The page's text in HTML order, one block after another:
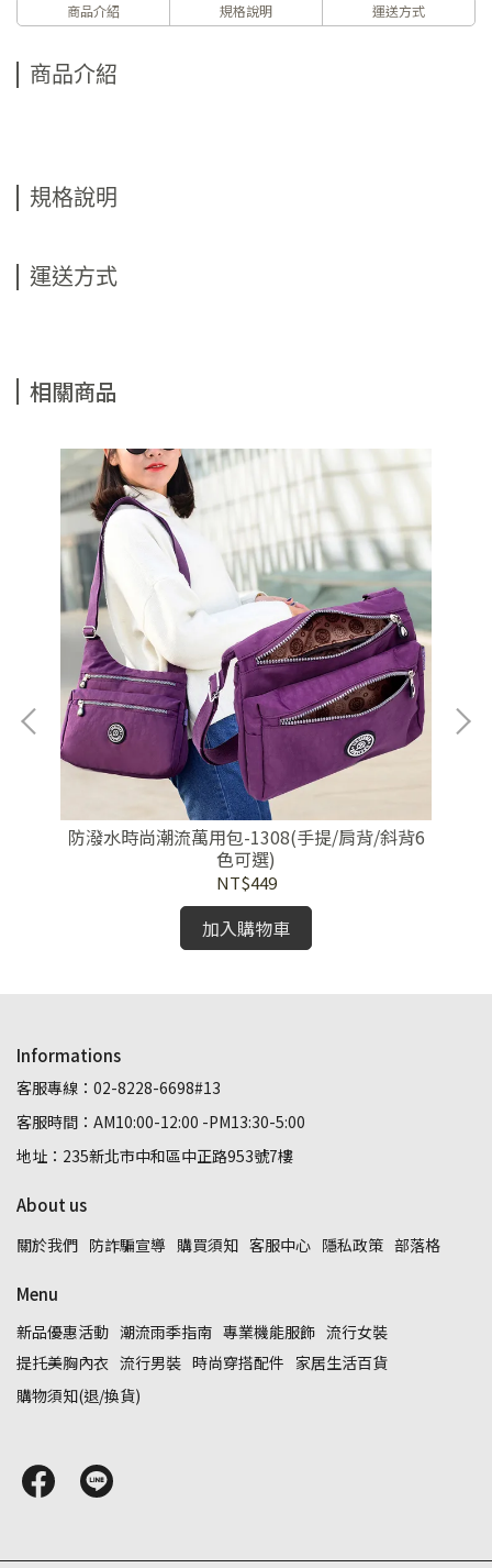
商品介紹 規格說明 運送方式
商品介紹
規格說明
運送方式
相關商品
防潑水時尚潮流萬用包-1308(手提/肩背/斜背6
色可選)
NT$449
加入購物車
Informations
客服專線：02-8228-6698#13
客服時間：AM10:00-12:00 -PM13:30-5:00
地址：235新北市中和區中正路953號7樓
About us
關於我們 防詐騙宣導 購買須知 客服中心 隱私政策 部落格
Menu
新品優惠活動 潮流雨季指南 專業機能服飾 流行女裝
提托美胸內衣 流行男裝 時尚穿搭配件 家居生活百貨
購物須知(退/換貨)